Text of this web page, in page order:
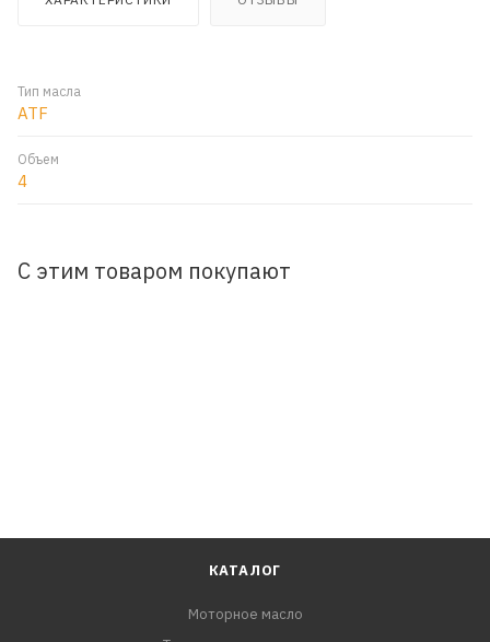
Тип масла
ATF
Объем
4
С этим товаром покупают
КАТАЛОГ
Моторное масло